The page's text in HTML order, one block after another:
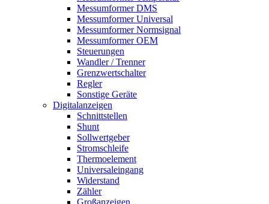
Messumformer DMS
Messumformer Universal
Messumformer Normsignal
Messumformer OEM
Steuerungen
Wandler / Trenner
Grenzwertschalter
Regler
Sonstige Geräte
Digitalanzeigen
Schnittstellen
Shunt
Sollwertgeber
Stromschleife
Thermoelement
Universaleingang
Widerstand
Zähler